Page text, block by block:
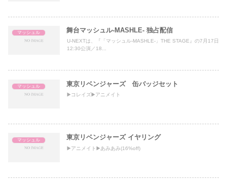
マッシュル 舞台マッシュル-MASHLE- 独占配信
U-NEXTは、『「マッシュル-MASHLE-」THE STAGE』の7月17日
12:30公演／18...
マッシュル 東京リベンジャーズ 缶バッジセット
▶️コレイズ▶️アニメイト
マッシュル 東京リベンジャーズ イヤリング
▶️アニメイト▶️あみあみ(16%off)